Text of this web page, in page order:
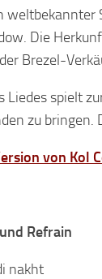
weltbekannter
Die
Brezel-
Liedes spielt
zu
von Kol
Refrain
nakht